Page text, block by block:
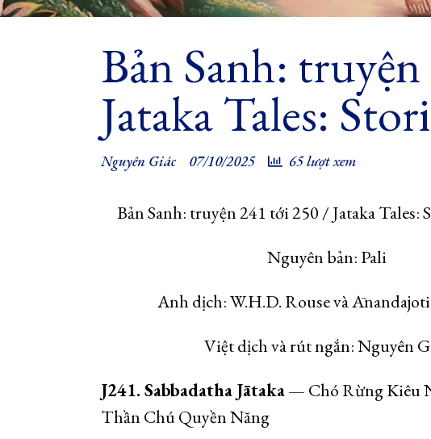
Bản Sanh:
Jataka Tales:
Nguyên Giác 07/10/2025 65 lượt xem
Bản Sanh: truyện 241 tới 250 / Jataka Tales:
Nguyên bản: Pali
Anh dịch: W.H.D. Rouse và
Việt dịch và rút ngắn: Nguyên
J241. Sabbadatha Jātaka— Chó Rừng Kiêu
Thần Chú Quyền Năng